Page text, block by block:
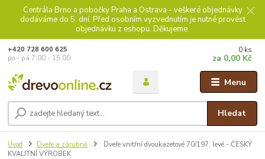
Centrála Brno a pobočky Praha a Ostrava - veškeré objednávky
dodáváme do 5. dní. Před osobním vyzvednutím je nutné provést
objednávku z eshopu. Děkujeme.
Menu
Hledat
+420 728 600 625
po - pá 7:00 - 15:00
0 ks
za 0,00 Kč
Úvod Dveře a zárubně
Dveře vnitřní dvoukazetové 70/197, levé - ČESKÝ
KVALITNÍ VÝROBEK